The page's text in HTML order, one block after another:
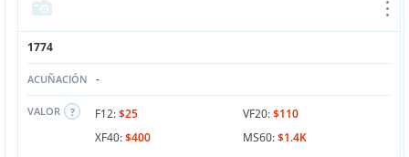
1774
ACUÑACIÓN -
VALOR F12:$25 VF20:$110
XF40:$400 MS60:$1.4K